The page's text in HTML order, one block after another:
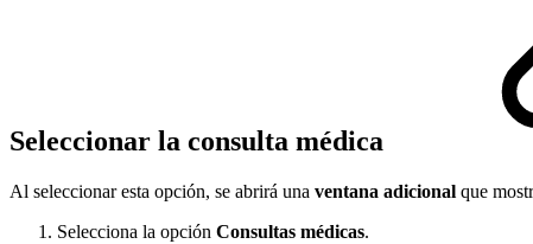
Seleccionar la consulta médica
Al seleccionar esta opción, se abrirá una ventana adicional que
Selecciona la opción Consultas médicas.